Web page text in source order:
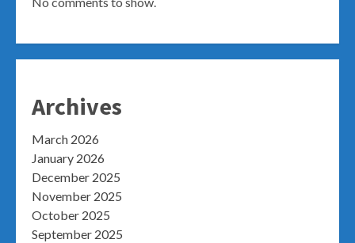
Archives
March 2026
January 2026
December 2025
November 2025
October 2025
September 2025